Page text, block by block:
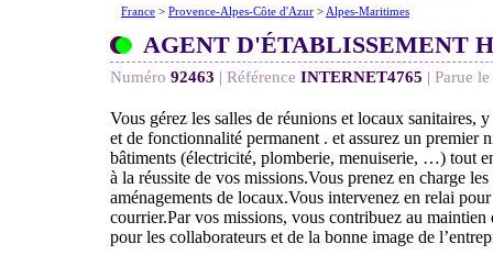
France > Provence-Alpes-Côte d'Azur > Alpes-Maritimes
AGENT D'ÉTABLISSEMENT
Numéro 92463 | Référence INTERNET4765 | Parue le
Vous gérez les salles de réunions et locaux sanitaires,
et de fonctionnalité permanent . et assurez un premier
bâtiments (électricité, plomberie, menuiserie, …) tout
à la réussite de vos missions.Vous prenez en charge
aménagements de locaux.Vous intervenez en relai
courrier.Par vos missions, vous contribuez au maintien
pour les collaborateurs et de la bonne image de